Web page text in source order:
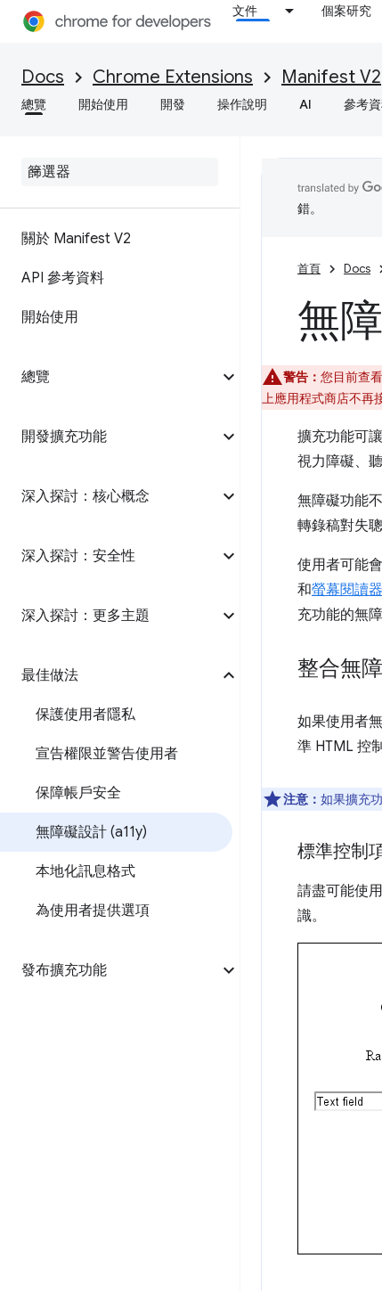
文件 個案研究
Docs Chrome Extensions Manifest V2
總覽 開始使用 開發 操作說明 AI 參考
關於 Manifest V2
API 參考資料
開始使用
總覽
開發擴充功能
深入探討：核心概念
深入探討：安全性
深入探討：更多主題
最佳做法
保護使用者隱私
宣告權限並警告使用者
保障帳戶安全
無障礙設計 (a11y)
本地化訊息格式
為使用者提供選項
發布擴充功能
錯。
首頁 Docs
無
警告： 您目前查
上應用程式商店不再
擴充功能可
視力障礙、
無障礙功能
轉錄稿對失
使用者可能
和螢幕閱讀器
充功能的無障
整合無
如果使用者
準 HTML 控
注意： 如果擴充
標準控制
請盡可能使用
識。